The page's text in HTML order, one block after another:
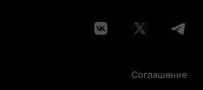
Соглашение